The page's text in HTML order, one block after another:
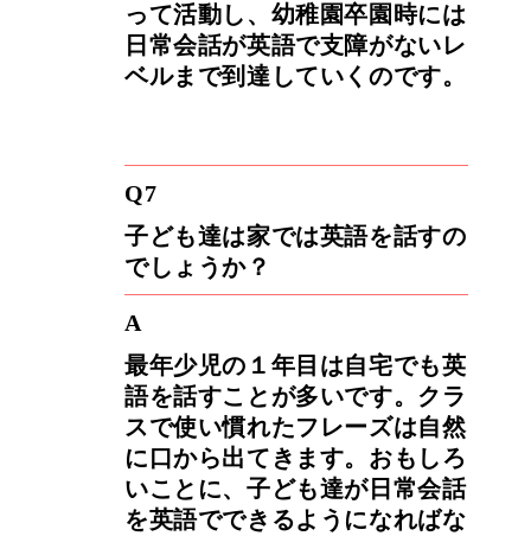
って活動し、幼稚園卒園時には
日常会話が英語で支障がないレ
ベルまで到達していくのです。
Q7
子ども達は家では英語を話すの
でしょうか？
A
最年少児の１年目は自宅でも英
語を話すことが多いです。クラ
スで使い慣れたフレーズは自然
に口から出てきます。おもしろ
いことに、子ども達が日常会話
を英語でできるようになればな